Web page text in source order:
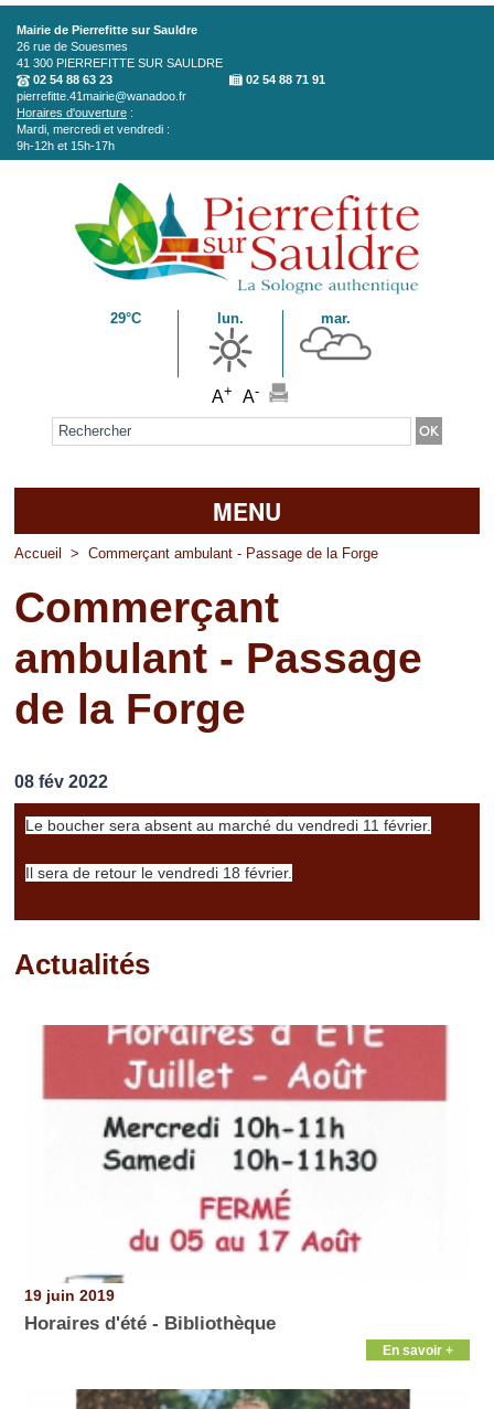
Aller au contenu principal
Mairie de Pierrefitte sur Sauldre
26 rue de Souesmes
41 300 PIERREFITTE SUR SAULDRE
02 54 88 63 23
02 54 88 71 91
pierrefitte.41mairie@wanadoo.fr
Horaires d'ouverture :
Mardi, mercredi et vendredi :
9h-12h et 15h-17h
29°C lun. mar.
A+ A-
Formulaire de recherche
MENU
Accueil
La mairie
Découvrir Pierrefitte
Vie pratique
Accueil > Commerçant ambulant - Passage de la Forge
Commerçant
ambulant - Passage
de la Forge
08 fév 2022
Le boucher sera absent au marché du vendredi 11 février.
Il sera de retour le vendredi 18 février.
Actualités
19 juin 2019
Horaires d'été - Bibliothèque
En savoir +
Pages